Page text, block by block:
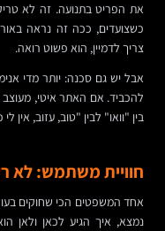
את הפריט בתנועה. זה לא
כשצועדים, ככה זה נראה
צריך לדמיין, הוא פשוט רואה.
אבל יש גם סכנה: יותר מדי
להכביד. אם האתר איטי, מעוצב
בין "וואו" לבין "טוב, עזוב, אין
חוויית משתמש: לא
נמצא, איך הגיע לכאן ולאן